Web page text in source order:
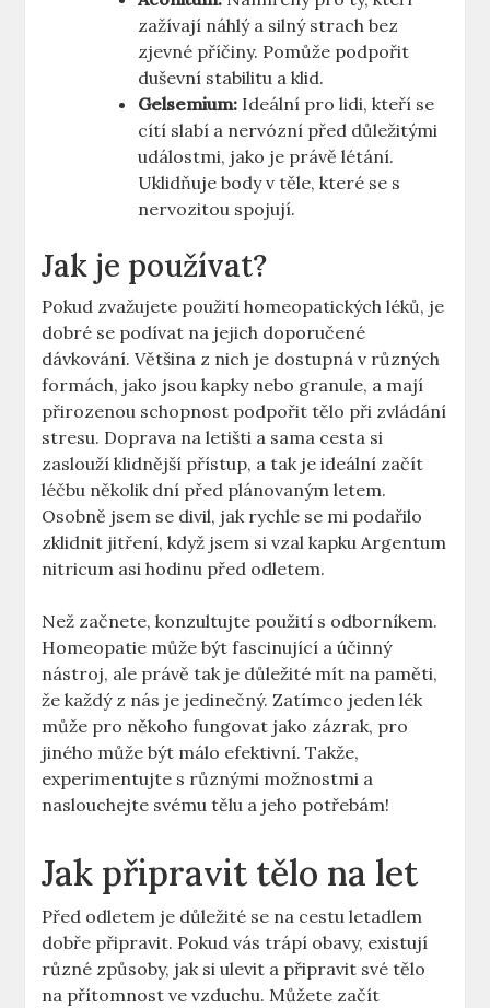
zažívají náhlý a silný strach bez
zjevné příčiny. Pomůže podpořit
duševní stabilitu a klid.
Gelsemium: Ideální pro lidi, kteří se
cítí slabí a nervózní před důležitými
událostmi, jako je právě létání.
Uklidňuje body v těle, které se s
nervozitou spojují.
Jak je používat?
Pokud zvažujete použití homeopatických léků, je
dobré se podívat na jejich doporučené
dávkování. Většina z nich je dostupná v různých
formách, jako jsou kapky nebo granule, a mají
přirozenou schopnost podpořit tělo při zvládání
stresu. Doprava na letišti a sama cesta si
zaslouží klidnější přístup, a tak je ideální začít
léčbu několik dní před plánovaným letem.
Osobně jsem se divil, jak rychle se mi podařilo
zklidnit jitření, když jsem si vzal kapku Argentum
nitricum asi hodinu před odletem.
Než začnete, konzultujte použití s odborníkem.
Homeopatie může být fascinující a účinný
nástroj, ale právě tak je důležité mít na paměti,
že každý z nás je jedinečný. Zatímco jeden lék
může pro někoho fungovat jako zázrak, pro
jiného může být málo efektivní. Takže,
experimentujte s různými možnostmi a
naslouchejte svému tělu a jeho potřebám!
Jak připravit tělo na let
Před odletem je důležité se na cestu letadlem
dobře připravit. Pokud vás trápí obavy, existují
různé způsoby, jak si ulevit a připravit své tělo
na přítomnost ve vzduchu. Můžete začít